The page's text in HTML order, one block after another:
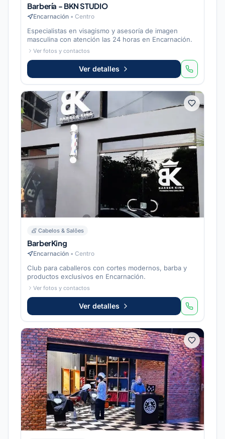
Barbería - BKN STUDIO
Encarnación • Centro
Especialistas en visagismo y asesoría de imagen
masculina con atención las 24 horas en Encarnación.
Ver fotos y contactos
Ver detalles
💇 Cabelos & Salões
BarberKing
Encarnación • Centro
Club para caballeros con cortes modernos, barba y
productos exclusivos en Encarnación.
Ver fotos y contactos
Ver detalles